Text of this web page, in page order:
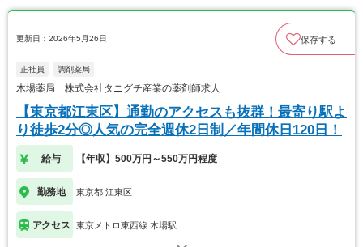
更新日：2026年5月26日 保存する
正社員 調剤薬局
木場薬局 株式会社タニグチ産業の薬剤師求人
【東京都江東区】通勤のアクセスも抜群！最寄り駅よ
り徒歩2分◎人気の完全週休2日制／年間休日120日！
給与 【年収】500万円～550万円程度
勤務地 東京都 江東区
アクセス 東京メトロ東西線 木場駅